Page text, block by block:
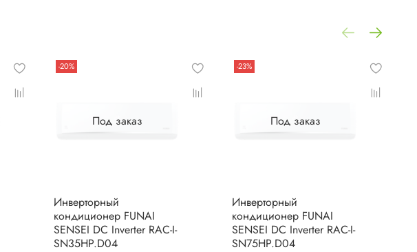
Под заказ
-20%
Инверторный
кондиционер FUNAI
SENSEI DC Inverter RAC-I-
SN35HP.D04
Под заказ
-23%
Инверторный
кондиционер FUNAI
SENSEI DC Inverter RAC-I-
SN75HP.D04